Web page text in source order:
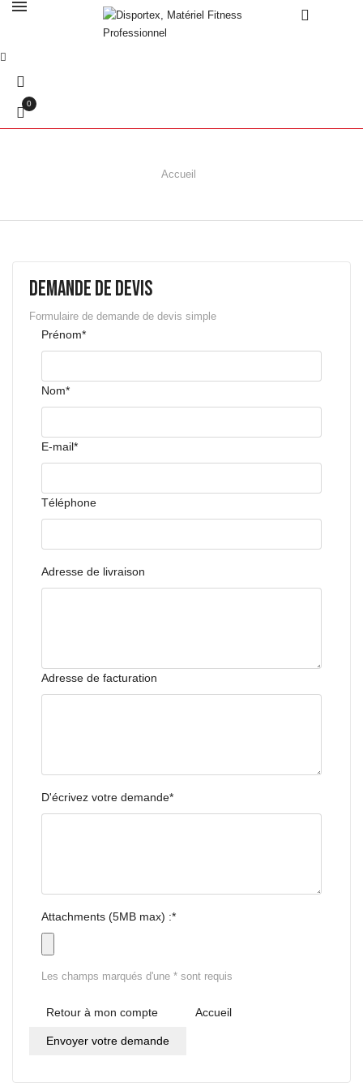
0
Accueil
Demande de devis
Formulaire de demande de devis simple
Prénom*
Nom*
E-mail*
Téléphone
Adresse de livraison
Adresse de facturation
D'écrivez votre demande*
Attachments (5MB max) :*
Les champs marqués d'une * sont requis
Retour à mon compte Accueil
Envoyer votre demande